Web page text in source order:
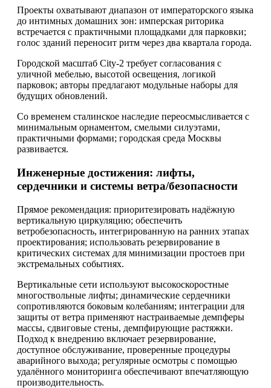
Проекты охватывают диапазон от императорского языка
до интимных домашних зон: имперская риторика
встречается с практичными площадками для парковки;
голос зданий переносит ритм через два квартала города.
Городской масштаб City-2 требует согласования с
уличной мебелью, высотой освещения, логикой
парковок; авторы предлагают модульные наборы для
будущих обновлений.
Со временем сталинское наследие переосмысливается с
минимальным орнаментом, смелыми силуэтами,
практичными формами; городская среда Москвы
развивается.
Инженерные достижения: лифты,
сердечники и системы ветра/безопасности
Прямое рекомендация: приоритезировать надёжную
вертикальную циркуляцию; обеспечить
ветробезопасность, интегрированную на ранних этапах
проектирования; использовать резервирование в
критических системах для минимизации простоев при
экстремальных событиях.
Вертикальные сети используют высокоскоростные
многоствольные лифты; динамические сердечники
сопротивляются боковым колебаниям; интеграции для
защиты от ветра применяют настраиваемые демпферы
массы, сдвиговые стены, демпфирующие растяжки.
Подход к внедрению включает резервирование,
доступное обслуживание, проверенные процедуры
аварийного выхода; регулярные осмотры с помощью
удалённого мониторинга обеспечивают впечатляющую
производительность.